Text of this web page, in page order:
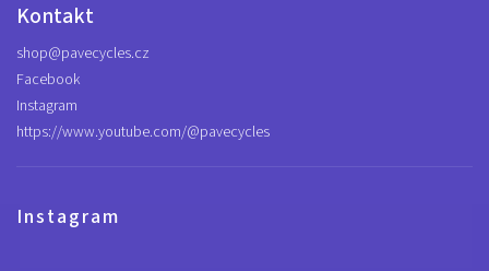
Kontakt
shop@pavecycles.cz
Facebook
Instagram
https://www.youtube.com/@pavecycles
Instagram